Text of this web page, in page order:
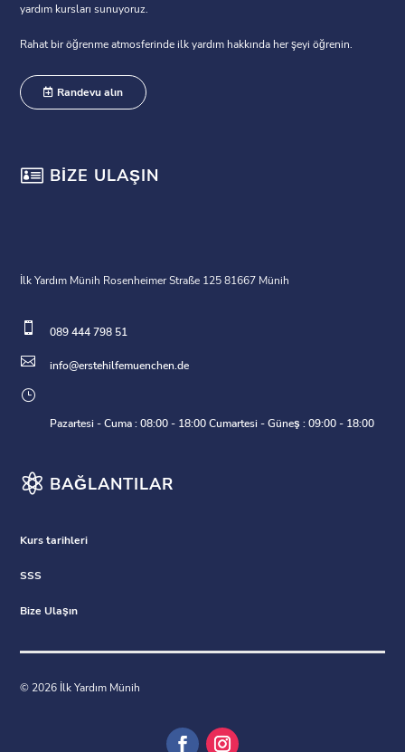
yardım kursları sunuyoruz.
Rahat bir öğrenme atmosferinde ilk yardım hakkında her şeyi öğrenin.
Randevu alın
 BIZE ULAŞIN
İlk Yardım Münih Rosenheimer Straße 125 81667 Münih

089 444 798 51

info@erstehilfemuenchen.de
}
Pazartesi - Cuma : 08:00 - 18:00 Cumartesi - Güneş : 09:00 - 18:00
 BAĞLANTILAR
Kurs tarihleri
SSS
Bize Ulaşın
© 2026 İlk Yardım Münih